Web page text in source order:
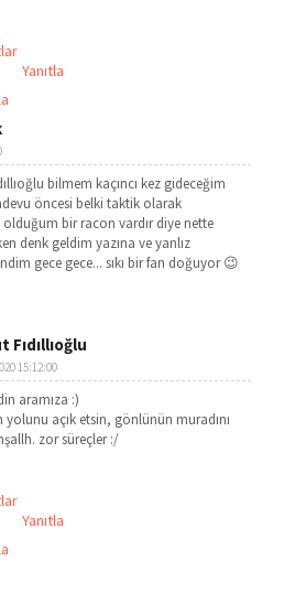
Yanıtla
bilmem kaçıncı kez gideceğim
öncesi belki taktik olarak
bir racon vardır diye nette
denk geldim yazına ve yanlız
gece gece... sıkı bir fan doğuyor 😉
Fıdıllıoğlu
15:12:00
aramıza :)
yolunu açık etsin, gönlünün muradını
zor süreçler :/
Yanıtla